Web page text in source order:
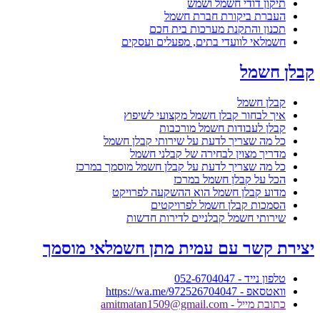
תיקון דודי חשמל ושמש
העברת ביקורת חברת חשמל
תכנון והתקנת מערכות בית חכם
חשמלאי לוועדי בתים, מפעלים ועסקים
קבלן חשמל
קבלן חשמל
איך לבחור קבלן חשמל מקצועי לשיפוץ
קבלן לעבודות חשמל מורכבות
כל מה שצריך לדעת על שירותי קבלן חשמל
מדריך מצוין לבחירה של קבלני חשמל
כל מה שצריך לדעת על קבלן חשמל מוסמך במרכז
הכל על קבלן חשמל במרכז
מדוע קבלן חשמל הוא ההשקעה לפרויקט
הסמכות קבלן חשמל לפרויקטים
שירותי חשמל קבלניים לדירות חדשות
יצירת קשר עם עמית מתן חשמלאי מוסמך
טלפון נייד - 052-6704047
וואטסאפ - https://wa.me/972526704047
כתובת מייל - amitmatan1509@gmail.com